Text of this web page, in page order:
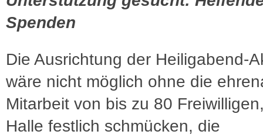
Spenden
Die Ausrichtung der Heiligabend-
wäre nicht möglich ohne die
Mitarbeit von bis zu 80
Halle festlich schmücken, die